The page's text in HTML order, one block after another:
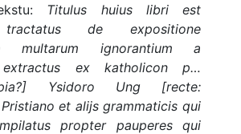
Titulus huius libri est
tractatus de expositione
multarum ignorantium a
extractus ex katholicon p…
Ysidoro Ung [recte:
et alijs grammaticis qui
propter pauperes qui